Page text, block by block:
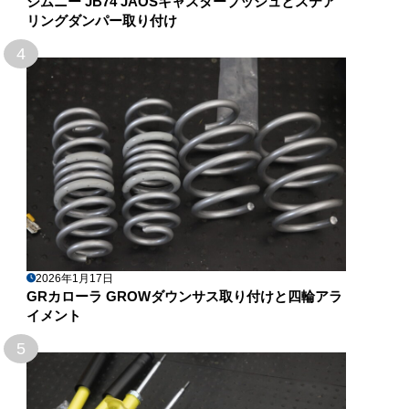
リングダンパー取り付け
4
2026年1月17日
GRカローラ GROWダウンサス取り付けと四輪アラ
イメント
5